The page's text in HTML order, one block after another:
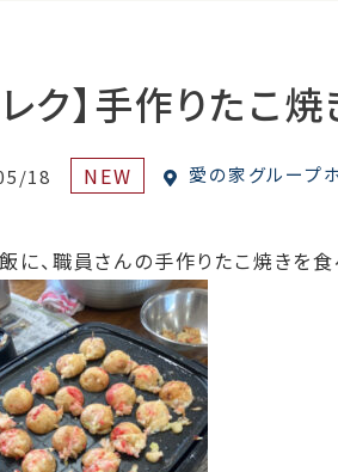
レク】手作りたこ焼
18 NEW 愛の家グループ
に、職員さんの手作りたこ焼きを食